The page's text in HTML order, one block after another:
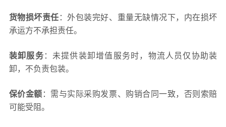
货物损坏责任 ：外包装完好、重量无缺情况下，内在损坏
承运方不承担责任。
装卸服务 ：未提供装卸增值服务时，物流人员仅协助装
卸，不负责包装。
保价金额 ：需与实际采购发票、购销合同一致，否则索赔
可能受阻。